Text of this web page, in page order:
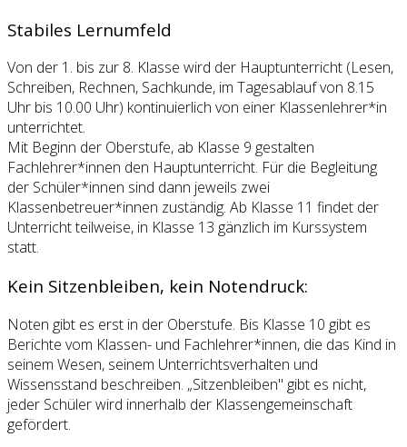
Stabiles Lernumfeld
Von der 1. bis zur 8. Klasse wird der Hauptunterricht (Lesen,
Schreiben, Rechnen, Sachkunde, im Tagesablauf von 8.15
Uhr bis 10.00 Uhr) kontinuierlich von einer Klassenlehrer*in
unterrichtet.
Mit Beginn der Oberstufe, ab Klasse 9 gestalten
Fachlehrer*innen den Hauptunterricht. Für die Begleitung
der Schüler*innen sind dann jeweils zwei
Klassenbetreuer*innen zuständig. Ab Klasse 11 findet der
Unterricht teilweise, in Klasse 13 gänzlich im Kurssystem
statt.
Kein Sitzenbleiben, kein Notendruck:
Noten gibt es erst in der Oberstufe. Bis Klasse 10 gibt es
Berichte vom Klassen- und Fachlehrer*innen, die das Kind in
seinem Wesen, seinem Unterrichtsverhalten und
Wissensstand beschreiben. „Sitzenbleiben" gibt es nicht,
jeder Schüler wird innerhalb der Klassengemeinschaft
gefördert.